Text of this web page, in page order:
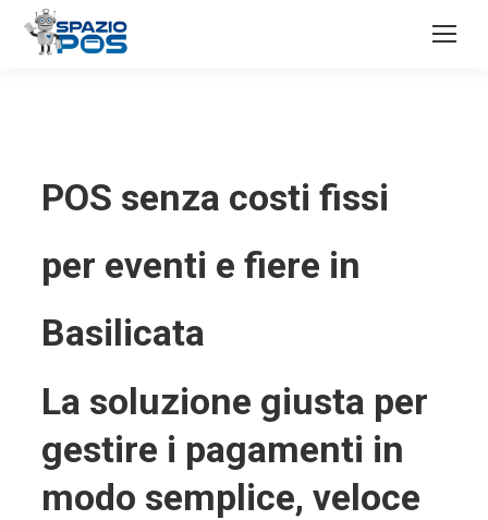
POS senza costi fissi
per eventi e fiere in
Basilicata
La soluzione giusta per
gestire i pagamenti in
modo semplice, veloce